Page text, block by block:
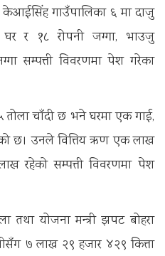
गाउँपालिका ६ मा दाजु
घर र १८ रोपनी जग्गा, भाउजु
सम्पत्ती विवरणमा पेश गरेका
तोला चाँदी छ भने घरमा एक गाई,
छ। उनले वित्तिय ऋण एक लाख
रहेको सम्पत्ती विवरणमा पेश
तथा योजना मन्त्री झपट बोहरा
७ लाख २९ हजार ४२९ कित्ता